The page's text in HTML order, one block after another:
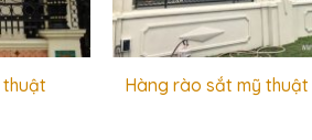
Hàng rào sắt mỹ thuật